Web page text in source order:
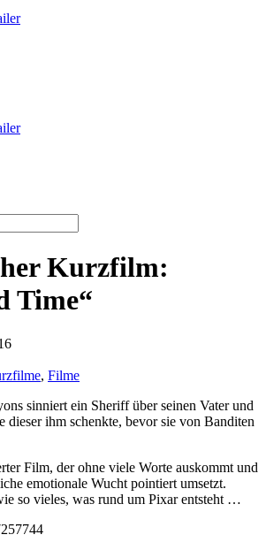
Kurzfilm:
Time“
, Filme
sinniert ein Sheriff über seinen Vater und
dieser ihm schenkte, bevor sie von Banditen
Film, der ohne viele Worte auskommt und
emotionale Wucht pointiert umsetzt.
so vieles, was rund um Pixar entsteht …